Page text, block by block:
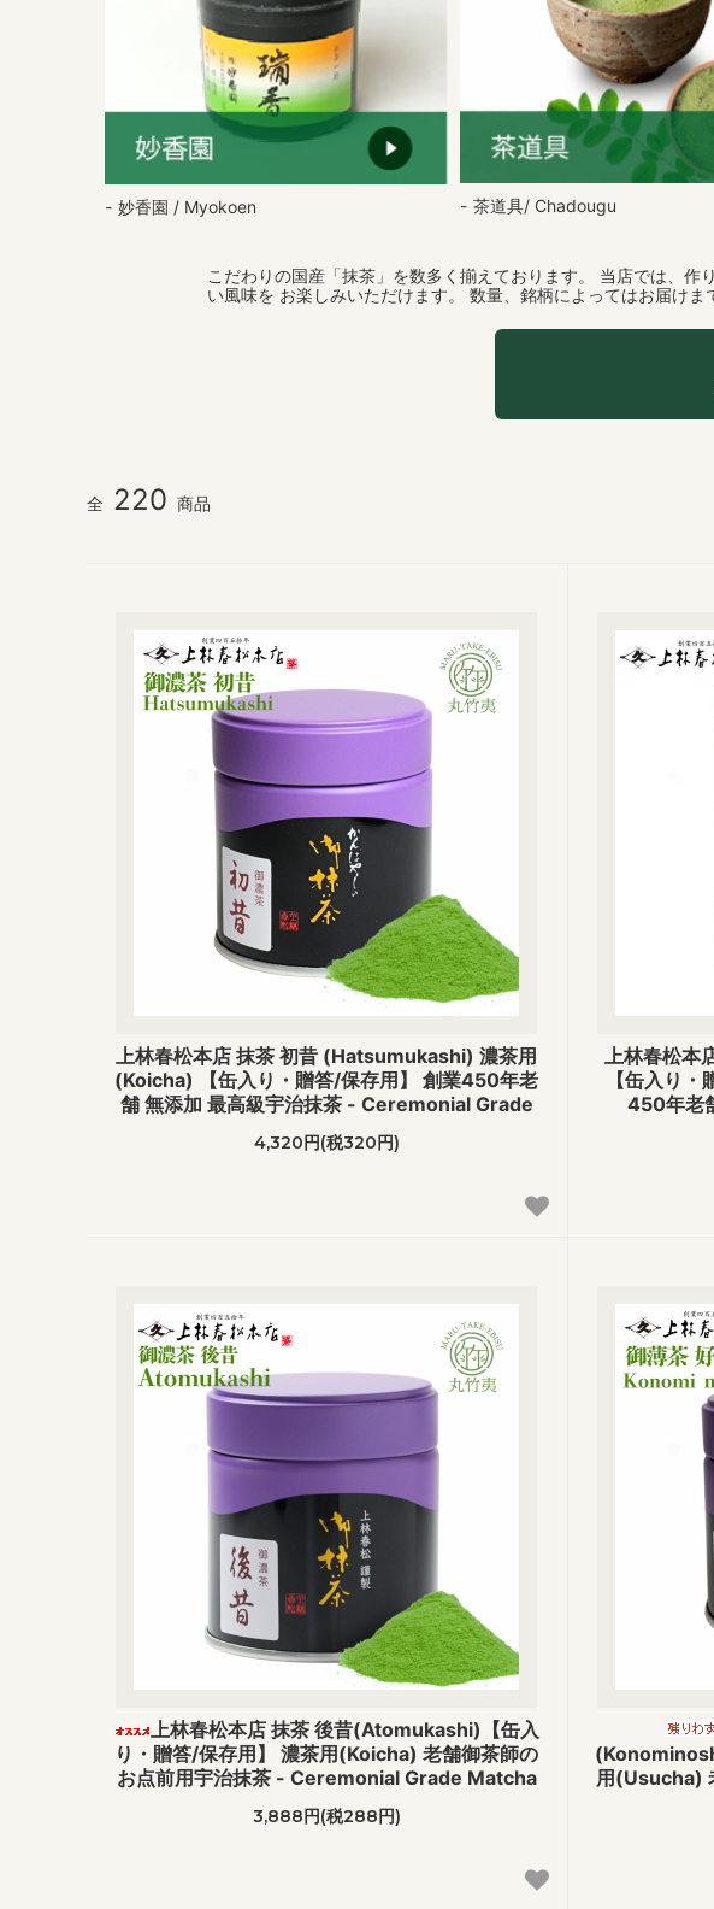
妙香園 / Myokoen 茶道具/ Chadougu
こだわりの国産「抹茶」を数多く揃えております。 当店では、
い風味を お楽しみいただけます。 数量、銘柄によってはお届け
全 220 商品
上林春松本店 抹茶 初昔 (Hatsumukashi) 濃茶用
(Koicha) 【缶入り・贈答/保存用】 創業450年老
舗 無添加 最高級宇治抹茶 - Ceremonial Grade
4,320円(税320円)
上林春松
【缶入り
450年老
上林春松本店 抹茶 後昔(Atomukashi)【缶入
り・贈答/保存用】 濃茶用(Koicha) 老舗御茶師の
お点前用宇治抹茶 - Ceremonial Grade Matcha
3,888円(税288円)
用(Usucha)